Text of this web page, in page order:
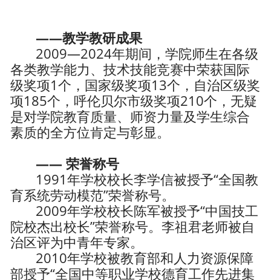
——教学教研成果
2009—2024年期间，学院师生在各级
各类教学能力、技术技能竞赛中荣获国际
级奖项1个，国家级奖项13个，自治区级奖
项185个，呼伦贝尔市级奖项210个，无疑
是对学院教育质量、师资力量及学生综合
素质的全方位肯定与彰显。
—— 荣誉称号
1991年学校校长李学信被授予“全国教
育系统劳动模范”荣誉称号。
2009年学校校长陈军被授予“中国技工
院校杰出校长”荣誉称号。李祖君老师被自
治区评为中青年专家。
2010年学校被教育部和人力资源保障
部授予“全国中等职业学校德育工作先进集